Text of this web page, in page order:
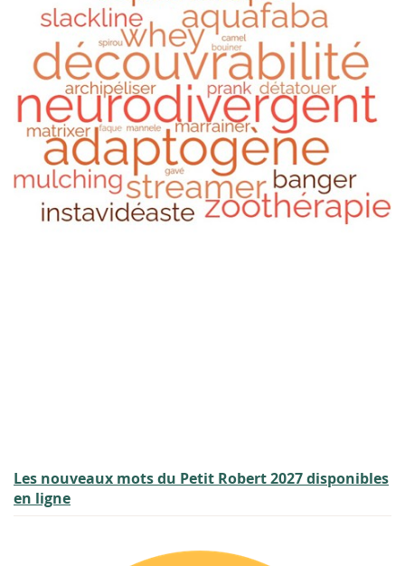
Les nouveaux mots du Petit Robert 2027 disponibles
en ligne